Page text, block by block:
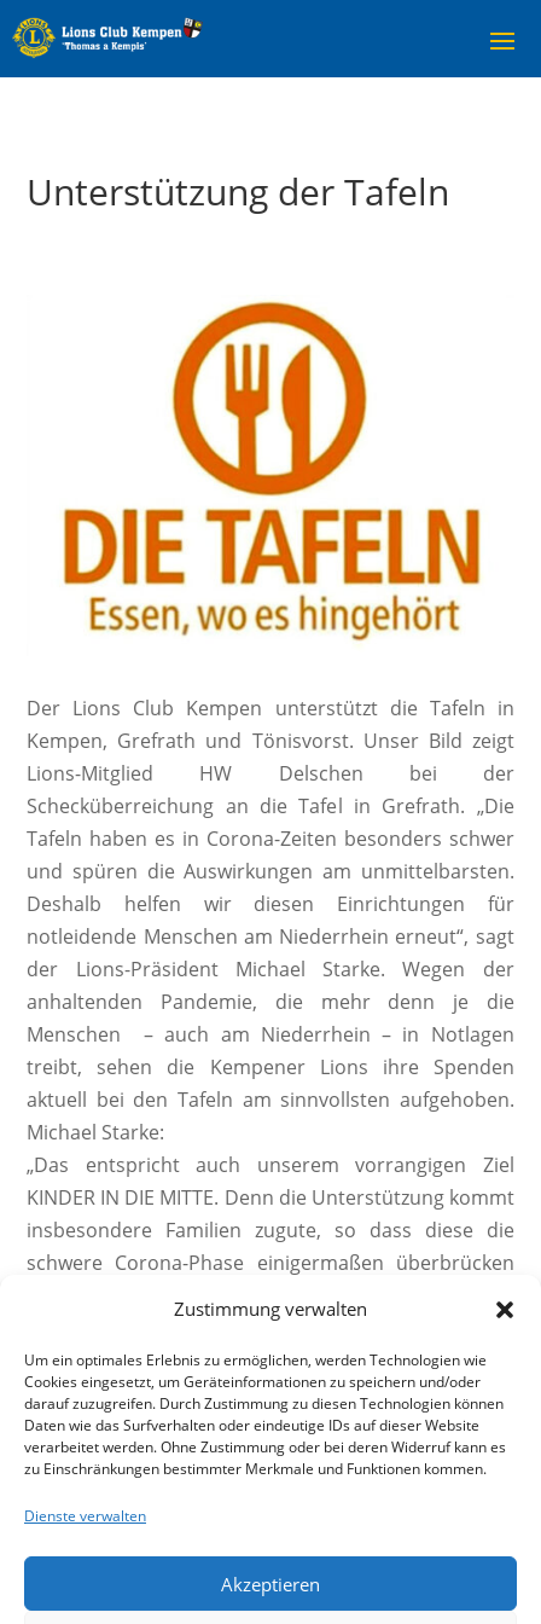
Zustimmung verwalten
Um ein optimales Erlebnis zu ermöglichen, werden Technologien wie
Cookies eingesetzt, um Geräteinformationen zu speichern und/oder
darauf zuzugreifen. Durch Zustimmung zu diesen Technologien können
Daten wie das Surfverhalten oder eindeutige IDs auf dieser Website
verarbeitet werden. Ohne Zustimmung oder bei deren Widerruf kann es
zu Einschränkungen bestimmter Merkmale und Funktionen kommen.
Dienste verwalten
Akzeptieren
Unterstützung der Tafeln
Der Lions Club Kempen unterstützt die Tafeln in
Kempen, Grefrath und Tönisvorst. Unser Bild zeigt
Lions-Mitglied HW Delschen bei der
Schecküberreichung an die Tafel in Grefrath. „Die
Tafeln haben es in Corona-Zeiten besonders schwer
und spüren die Auswirkungen am unmittelbarsten.
Deshalb helfen wir diesen Einrichtungen für
notleidende Menschen am Niederrhein erneut“, sagt
der Lions-Präsident Michael Starke. Wegen der
anhaltenden Pandemie, die mehr denn je die
Menschen – auch am Niederrhein – in Notlagen
treibt, sehen die Kempener Lions ihre Spenden
aktuell bei den Tafeln am sinnvollsten aufgehoben.
Michael Starke:
„Das entspricht auch unserem vorrangigen Ziel
KINDER IN DIE MITTE. Denn die Unterstützung kommt
insbesondere Familien zugute, so dass diese die
schwere Corona-Phase einigermaßen überbrücken
←vorheriger Beitrag nächster Beitrag→
Impressum Datenschutzerklärung